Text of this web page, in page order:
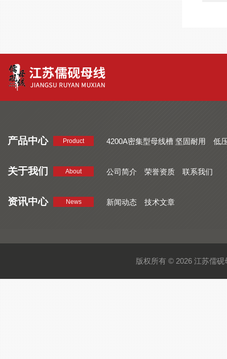
产品中心 Product 4200A密集型母线槽 坚固耐用
低
关于我们 About 公司简介 荣誉资质 联系我们
资讯中心 News 新闻动态 技术文章
版权所有 © 2026 江苏儒